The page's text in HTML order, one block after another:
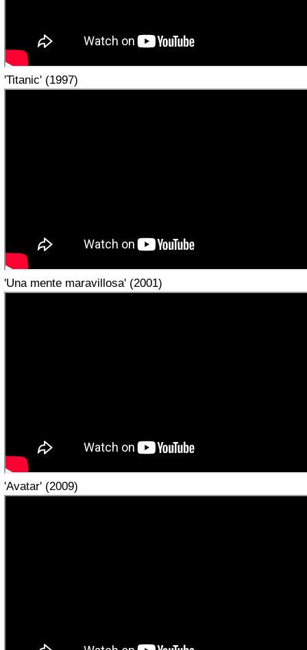
'Titanic' (1997)
'Una mente maravillosa' (2001)
'Avatar' (2009)